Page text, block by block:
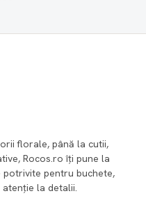
florale, până la cutii,
Rocos.ro îți pune la
potrivite pentru buchete,
la detalii.